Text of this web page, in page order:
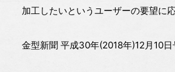
加工したいというユーザーの要望に応
金型新聞 平成30年(2018年)12月10日